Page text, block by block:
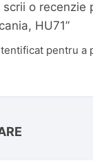
o recenzie
HU71”
pentru a